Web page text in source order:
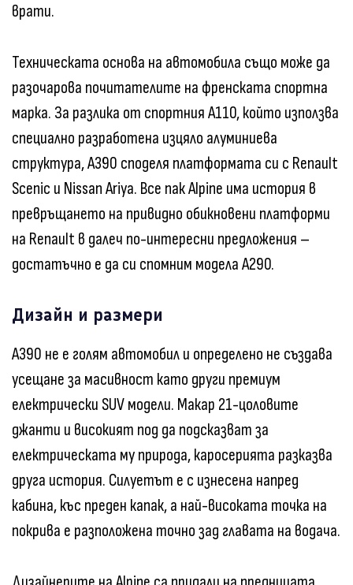
врати.
Техническата основа на автомобила също може да
разочарова почитателите на френската спортна
марка. За разлика от спортния A110, който използва
специално разработена изцяло алуминиева
структура, A390 споделя платформата си с Renault
Scenic и Nissan Ariya. Все пак Alpine има история в
превръщането на привидно обикновени платформи
на Renault в далеч по-интересни предложения –
достатъчно е да си спомним модела A290.
Дизайн и размери
A390 не е голям автомобил и определено не създава
усещане за масивност като други премиум
електрически SUV модели. Макар 21-цоловите
джанти и високият под да подсказват за
електрическата му природа, каросерията разказва
друга история. Силуетът е с изнесена напред
кабина, къс преден капак, а най-високата точка на
покрива е разположена точно зад главата на водача.